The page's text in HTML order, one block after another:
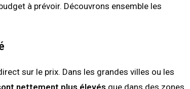
à prévoir. Découvrons ensemble les
sur le prix. Dans les grandes villes ou les
nettement plus élevés que dans des zones